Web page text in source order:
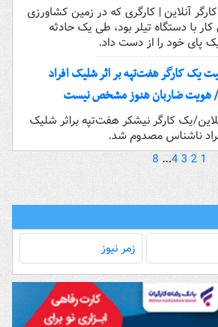
آنلاین | کارگری که در زمین کشاورزی
با دستگاه تیلر بود، طی یک حادثه
پای خود را از دست داد.
یک کارگر هفت‌تپه بر اثر شلیک افراد
هویت ضاربان هنوز مشخص نیست
یک کارگر نیشکر هفت‌تپه براثر شلیک
ناشناس مصدوم شد.
1
2
3
4
...
8
زمر نیوز